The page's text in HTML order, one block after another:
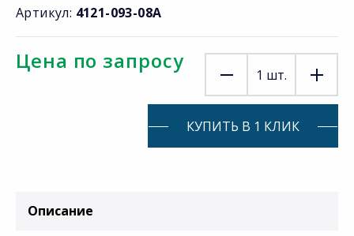
Артикул: 4121-093-08A
Цена по запросу
1 шт.
КУПИТЬ В 1 КЛИК
Описание